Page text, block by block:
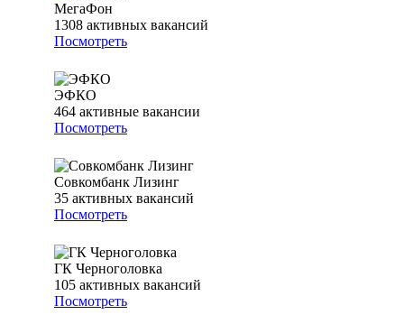
МегаФон
1308 активных вакансий
Посмотреть
ЭФКО
464 активные вакансии
Посмотреть
Совкомбанк Лизинг
35 активных вакансий
Посмотреть
ГК Черноголовка
105 активных вакансий
Посмотреть